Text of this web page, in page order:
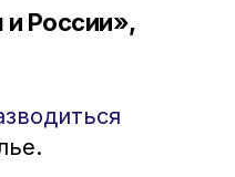
России»,